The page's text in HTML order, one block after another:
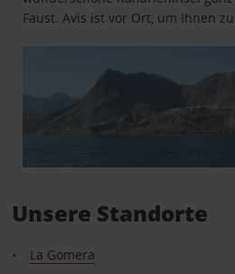
Faust. Avis ist vor Ort, um Ihnen
Unsere Standorte
La Gomera